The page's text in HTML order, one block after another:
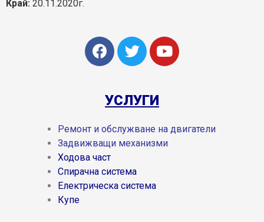
Край: 20.11.2020г.
УСЛУГИ
Ремонт и обслужване на двигатели
Задвижващи механизми
Ходова част
Спирачна система
Електрическа система
Купе